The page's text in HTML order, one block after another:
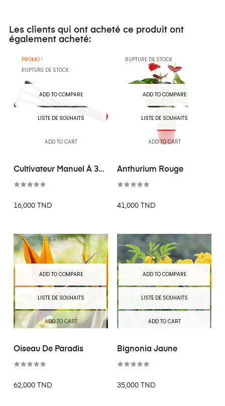
Les clients qui ont acheté ce produit ont
également acheté:
PROMO !
RUPTURE DE STOCK
ADD TO COMPARE
LISTE DE SOUHAITS
ADD TO CART
Cultivateur Manuel À 3
Dents
16,000 TND
RUPTURE DE STOCK
ADD TO COMPARE
LISTE DE SOUHAITS
ADD TO CART
Anthurium Rouge
41,000 TND
RUPTURE DE STOCK
ADD TO COMPARE
LISTE DE SOUHAITS
ADD TO CART
Oiseau De Paradis
62,000 TND
ADD TO COMPARE
LISTE DE SOUHAITS
ADD TO CART
Bignonia Jaune
35,000 TND